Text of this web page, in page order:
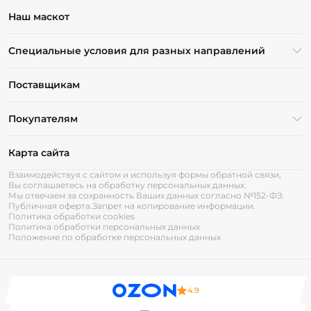
Наш маскот
Специальные условия для разных направлений
Поставщикам
Покупателям
Карта сайта
Взаимодействуя с сайтом и используя формы обратной связи,
Вы соглашаетесь на обработку персональных данных.
Мы отвечаем за сохранность Ваших данных согласно №152-ФЗ:
Публичная оферта.Запрет на копирование информации.
Политика обработки cookies
Политика обработки персональных данных
Положение по обработке персональных данных
4.9